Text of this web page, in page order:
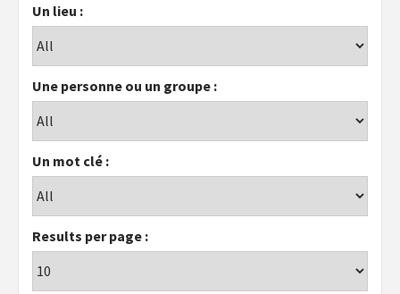
Un lieu :
Une personne ou un groupe :
Un mot clé :
Results per page :